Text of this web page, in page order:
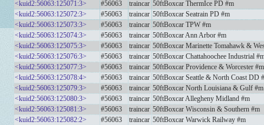
<kuid2:56063:125071:3> #56063 traincar 50ftBoxcar ThermIce PD #m
<kuid2:56063:125072:3>
#56063 traincar 50ftBoxcar Seatrain PD #m
<kuid2:56063:125073:3>
#56063 traincar 50ftBoxcar TPW #m
<kuid2:56063:125074:3>
#56063 traincar 50ftBoxcar Ann Arbor #m
<kuid2:56063:125075:3>
#56063 traincar 50ftBoxcar Marinette Tomahawk &
<kuid2:56063:125076:3>
#56063 traincar 50ftBoxcar Chattahoochee Industrial
<kuid2:56063:125077:3>
#56063 traincar 50ftBoxcar Providence & Worcester #m
<kuid2:56063:125078:4>
#56063 traincar 50ftBoxcar Seattle & North Coast DD
<kuid2:56063:125079:3>
#56063 traincar 50ftBoxcar North Louisiana & Gulf #m
<kuid2:56063:125080:3>
#56063 traincar 50ftBoxcar Allegheny Midland #m
<kuid2:56063:125081:3>
#56063 traincar 50ftBoxcar Wisconsin & Southern #m
<kuid2:56063:125082:2>
#56063 traincar 50ftBoxcar Warwick Railway #m